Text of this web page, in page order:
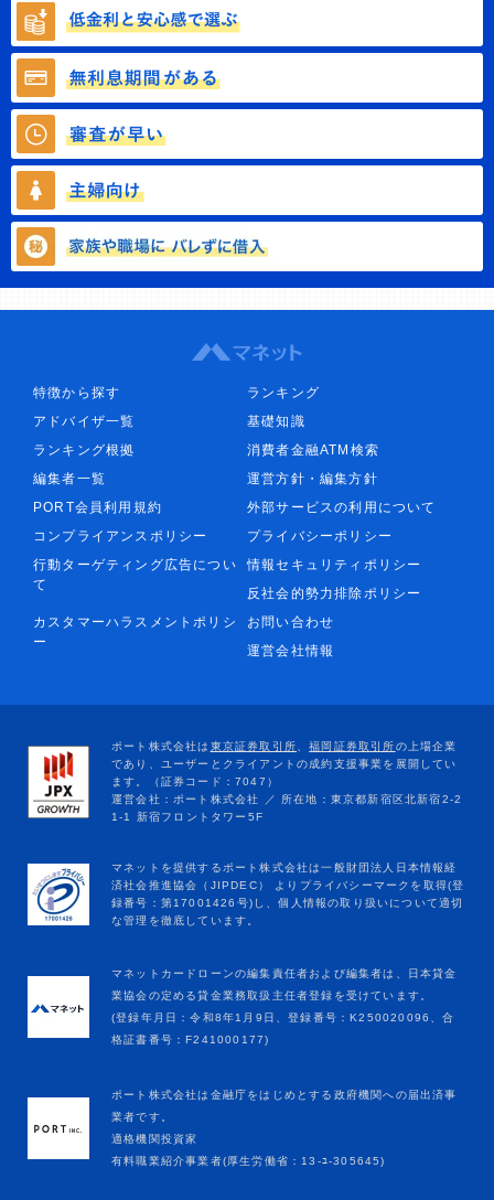
特徴から探す
ランキング
アドバイザ一覧
基礎知識
ランキング根拠
消費者金融ATM検索
編集者一覧
運営方針・編集方針
PORT会員利用規約
外部サービスの利用について
コンプライアンスポリシー
プライバシーポリシー
行動ターゲティング広告につい
て
情報セキュリティポリシー
反社会的勢力排除ポリシー
カスタマーハラスメントポリシ
ー
お問い合わせ
運営会社情報
マネットカードローンの編集責任者および編集者は、日本貸金
業協会の定める貸金業務取扱主任者登録を受けています。
(登録年月日：令和8年1月9日、登録番号：K250020096、合
格証書番号：F241000177)
ポート株式会社は金融庁をはじめとする政府機関への届出済事
業者です。
適格機関投資家
有料職業紹介事業者(厚生労働省：13-ﾕ-305645)